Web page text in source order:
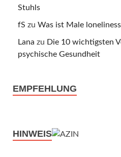
Stuhls
fS zu Was ist Male
Lana zu Die 10 wichtigsten
psychische Gesundheit
EMPFEHLUNG
HINWEIS